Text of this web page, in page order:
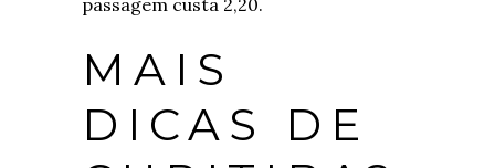
passagem custa 2,20.
MAIS
DICAS DE